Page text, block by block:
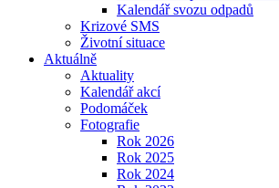
Kalendář svozu odpadů
Krizové SMS
Životní situace
Aktuálně
Aktuality
Kalendář akcí
Podomáček
Fotografie
Rok 2026
Rok 2025
Rok 2024